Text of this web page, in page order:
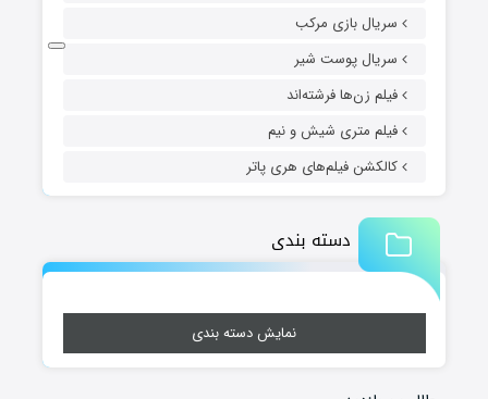
سریال بازی مرکب
سریال پوست شیر
فیلم زن‌ها فرشته‌اند
فیلم متری شیش و نیم
کالکشن فیلم‌های هری پاتر
دسته بندی
نمایش دسته بندی